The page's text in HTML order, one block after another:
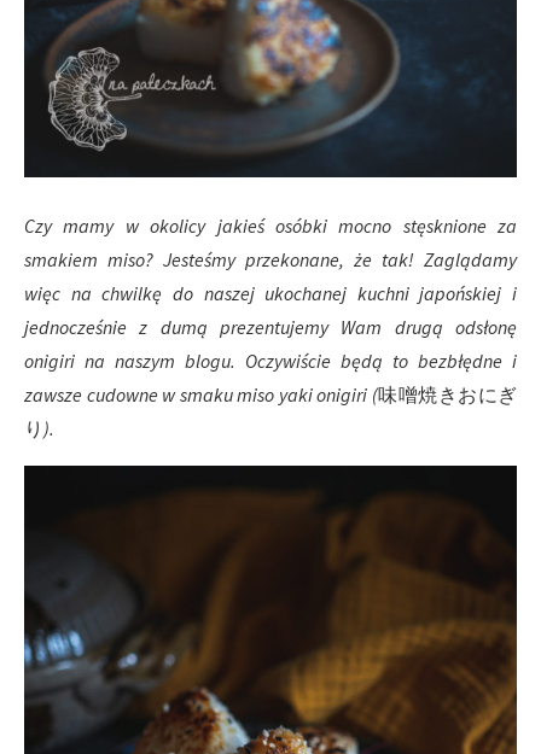
Czy mamy w okolicy jakieś osóbki mocno stęsknione za
smakiem miso? Jesteśmy przekonane, że tak! Zaglądamy
więc na chwilkę do naszej ukochanej kuchni japońskiej i
jednocześnie z dumą prezentujemy Wam drugą odsłonę
onigiri na naszym blogu. Oczywiście będą to bezbłędne i
zawsze cudowne w smaku miso yaki onigiri (味噌焼きおにぎ
り ).